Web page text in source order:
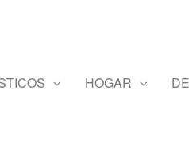
HOGAR